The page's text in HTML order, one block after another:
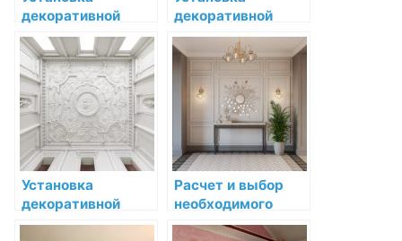
декоративной
лепнины в стиле
барокко:
инструкция по
шагам
декоративной
лепнины в стиле
ретро: искусство
придания объема
пространству
Установка
декоративной
лепнины в стиле
Расчет и выбор
необходимого
количества